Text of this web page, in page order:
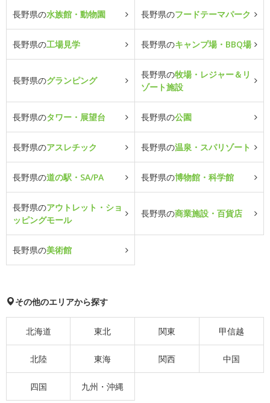
長野県の水族館・動物園 長野県のフードテーマパーク
長野県の工場見学 長野県のキャンプ場・BBQ場
長野県のグランピング
長野県の牧場・レジャー＆リ
ゾート施設
長野県のタワー・展望台 長野県の公園
長野県のアスレチック 長野県の温泉・スパリゾート
長野県の道の駅・SA/PA 長野県の博物館・科学館
長野県のアウトレット・ショ
ッピングモール
長野県の商業施設・百貨店
長野県の美術館
その他のエリアから探す
北海道 東北 関東 甲信越
北陸 東海 関西 中国
四国 九州・沖縄